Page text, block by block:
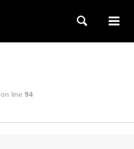
検索
on line 94